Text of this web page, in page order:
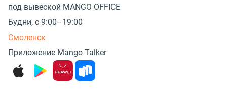
под вывеской MANGO OFFICE
Будни, с 9:00–19:00
Смоленск
Приложение Mango Talker